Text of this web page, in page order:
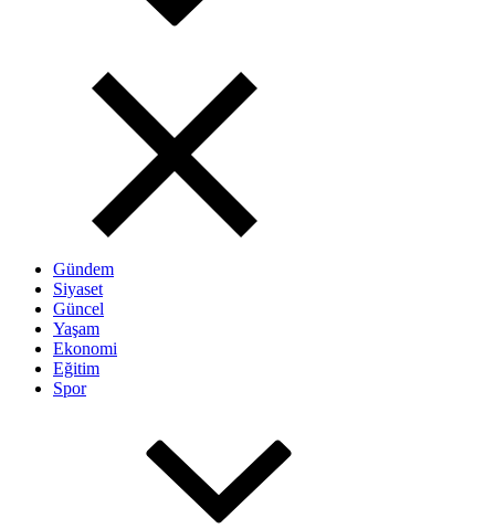
Gündem
Siyaset
Güncel
Yaşam
Ekonomi
Eğitim
Spor